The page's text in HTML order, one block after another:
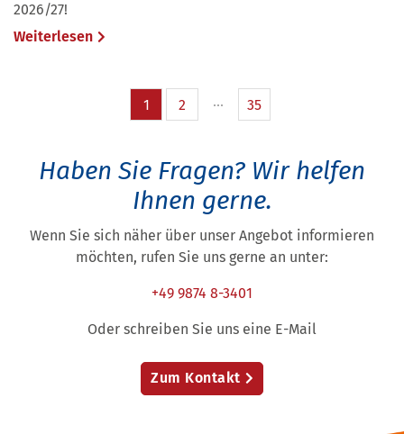
2026/27!
Weiterlesen
1 2 35
Haben Sie Fragen? Wir helfen
Ihnen gerne.
Wenn Sie sich näher über unser Angebot informieren
möchten, rufen Sie uns gerne an unter:
+49 9874 8-3401
Oder schreiben Sie uns eine E-Mail
Zum Kontakt